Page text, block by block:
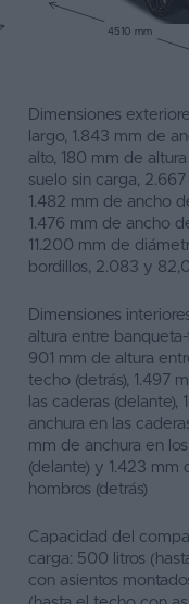
4510 mm
Dimensiones
largo, 1.843 mm de
alto, 180 mm de
suelo sin carga,
1.482 mm de ancho
1.476 mm de ancho
11.200 mm de
bordillos, 2.083 y
Dimensiones
altura entre
901 mm de altura
techo (detrás), 1.497
las caderas (delante),
anchura en las
mm de anchura en
(delante) y 1.423 mm
hombros (detrás)
Capacidad del
carga: 500 litros
con asientos